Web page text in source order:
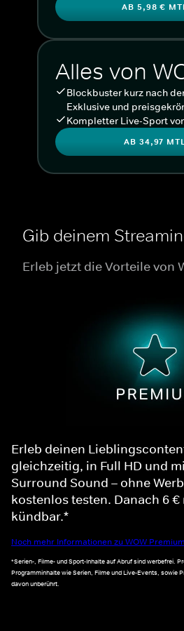
AB 5,98 €
Alles von
Blockbuster kurz nach
Exklusive und
Kompletter Live-Sport
AB 34,97
Gib deinem
Erleb jetzt die Vorteile von
Erleb deinen
gleichzeitig, in Full HD und
Surround Sound – ohne
kostenlos testen. Danach 6
kündbar.*
Noch mehr Informationen zu WOW Premium
*Serien-, Filme- und Sport-Inhalte auf Abruf sind werbefrei.
Programminhalte wie Serien, Filme und Live-Events, sowie
davon unberührt.